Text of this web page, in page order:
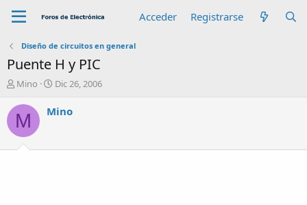
Acceder Registrarse
Diseño de circuitos en general
Puente H y PIC
A
t
o
r
Mino
F
c
Dic 26, 2006
M Mino